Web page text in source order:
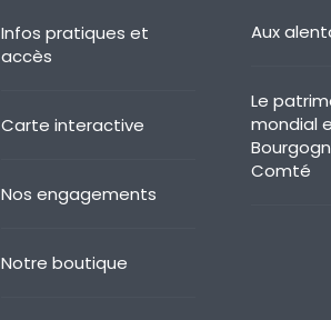
Infos pratiques et
accès
Carte interactive
Nos engagements
Notre boutique
Aux
Le
mondial
Comté